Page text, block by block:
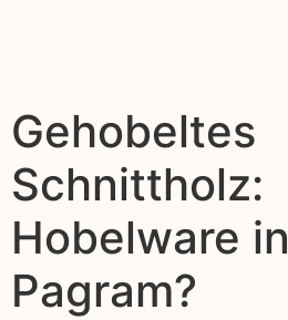
Gehobeltes
Schnittholz:
Hobelware in
Pagram?